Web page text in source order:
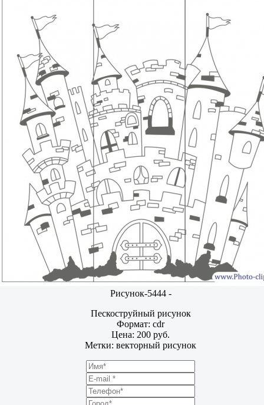
Рисунок-5444 -
Пескоструйный рисунок
Формат: cdr
Цена: 200 руб.
Метки: векторный рисунок